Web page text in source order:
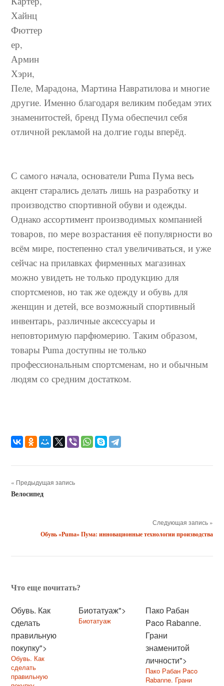
Хайнц
Фюттер
ер,
Армин
Хэри,
Пеле, Марадона, Мартина Навратилова и многие
другие. Именно благодаря великим победам этих
знаменитостей, бренд Пума обеспечил себя
отличной рекламой на долгие годы вперёд.
С самого начала, основатели Puma Пума весь
акцент старались делать лишь на разработку и
производство спортивной обуви и одежды.
Однако ассортимент производимых компанией
товаров, по мере возрастания её популярности во
всём мире, постепенно стал увеличиваться, и уже
сейчас на прилавках фирменных магазинах
можно увидеть не только продукцию для
спортсменов, но так же одежду и обувь для
женщин и детей, все возможный спортивный
инвентарь, различные аксессуары и
неповторимую парфюмерию. Таким образом,
товары Puma доступны не только
профессиональным спортсменам, но и обычным
людям со средним достатком.
« Предыдущая запись
Велосипед
Следующая запись »
Обувь «Puma» Пума: инновационные технологии производства
Что еще почитать?
Обувь. Как
сделать
правильную
покупку">
Обувь. Как
сделать
правильную
Биотатуаж">
Биотатуаж
Пако Рабан
Paco Rabanne.
Грани
знаменитой
личности">
Пако Рабан Paco
Rabanne. Грани